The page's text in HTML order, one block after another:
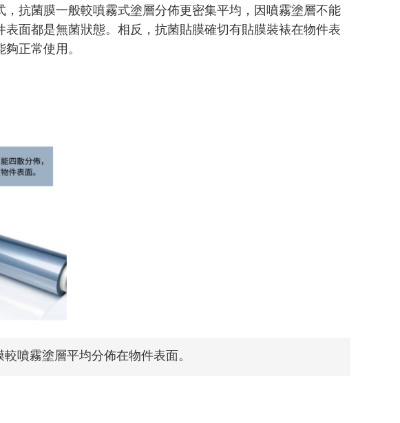
抗菌膜一般較噴霧式塗層分佈更密集平均，因噴霧塗層不能
面都是無菌狀態。相反，抗菌貼膜確切有貼膜裝裱在物件表
正常使用。
噴霧塗層平均分佈在物件表面。